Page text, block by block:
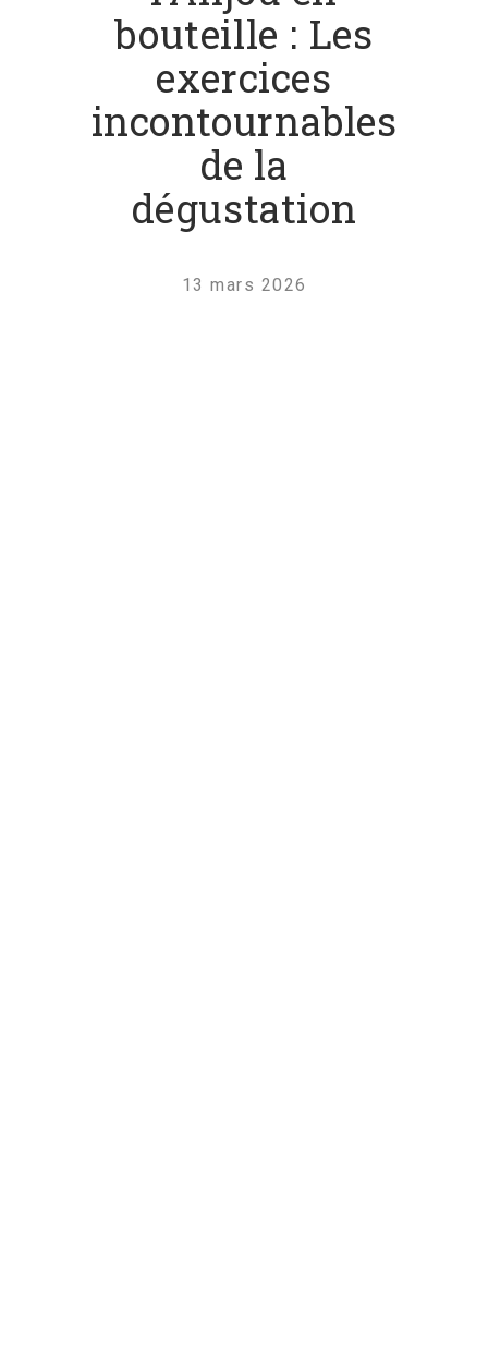
bouteille : Les
exercices
incontournables
de la
dégustation
13 mars 2026